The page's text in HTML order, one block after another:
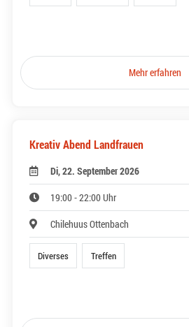
Mehr erfahren
Kreativ Abend Landfrauen
Di, 22. September 2026
19:00 - 22:00 Uhr
Chilehuus Ottenbach
Diverses Treffen